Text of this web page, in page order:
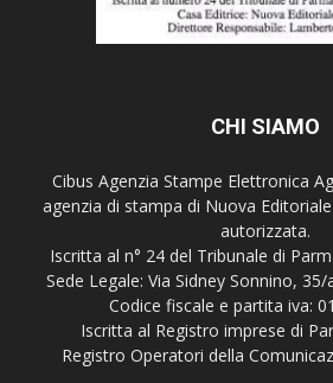
CHI SIAMO
Cibus Agenzia Stampe Elettronica
agenzia di stampa di Nuova
autorizzata.
Iscritta al n° 24 del Tribunale di
Sede Legale: Via Sidney Sonnino,
Codice fiscale e partita iva:
Iscritta al Registro imprese di
Registro Operatori della